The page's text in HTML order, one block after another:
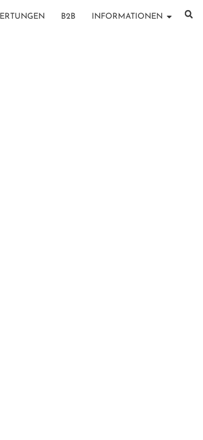
B2B INFORMATIONEN